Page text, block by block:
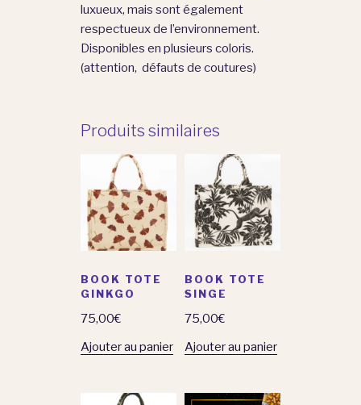
luxueux, mais sont également
respectueux de l’environnement.
Disponibles en plusieurs coloris.
(attention, défauts de coutures)
Produits similaires
BOOK TOTE
GINKGO
75,00€
Ajouter au panier
BOOK TOTE
SINGE
75,00€
Ajouter au panier